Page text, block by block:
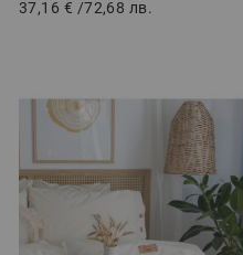
37,16 € /72,68 лв.